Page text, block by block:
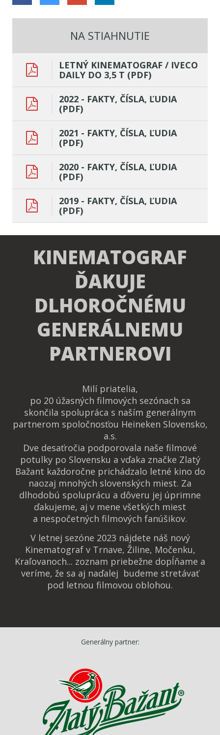
NA STIAHNUTIE
LETNÝ KINEMATOGRAF / IVECO
DAILY DO 3,5 T (PDF)
2022 - FAKTY, ČÍSLA, ĽUDIA
(PDF)
2021 - FAKTY, ČÍSLA, ĽUDIA
(PDF)
2020 - FAKTY, ČÍSLA, ĽUDIA
(PDF)
2019 - FAKTY, ČÍSLA, ĽUDIA
(PDF)
KINEMATOGRAF
ĎAKUJE
DLHOROČNÉMU
GENERÁLNEMU
PARTNEROVI
Milí priatelia,
po 20 úžasných filmových sezónach sa
skončila spolupráca s naším generálnym
partnerom spoločnosťou Heineken Slovensko,
a.s.
Dve desaťročia podporovala naše filmové
potulky po Slovensku a vďaka značke Zlatý
Bažant každoročne prichádzalo letné kino do
naozaj mnohých slovenských miest. Za
dlhodobú spoluprácu a dôveru jej úprimne
ďakujeme, aj v mene všetkých miest
a nespočetných filmových fanúšikov.
V letnej sezóne 2023 nájdete náš nový
Kinematograf v Trnave, Žiline, Močenku,
Kraľovanoch... zoznam priebežne dopĺňame a
veríme, že sa aj naďalej budeme stretávať
pod letnou filmovou oblohou.
Generálny partner: